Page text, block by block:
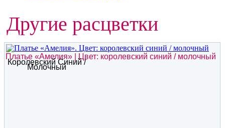
Другие расцветки
Платье «Амелия» | Цвет: королевский синий / молочный
Королевский Синий /
Молочный